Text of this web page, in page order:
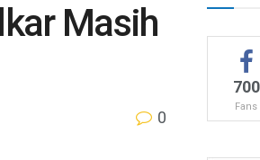
Masih
0
700
Fans